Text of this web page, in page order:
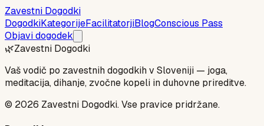
Zavestni Dogodki
DogodkiKategorijeFacilitatorjiBlogConscious Pass
Objavi dogodek
🌿Zavestni Dogodki
Vaš vodič po zavestnih dogodkih v Sloveniji — joga,
meditacija, dihanje, zvočne kopeli in duhovne prireditve.
© 2026 Zavestni Dogodki. Vse pravice pridržane.